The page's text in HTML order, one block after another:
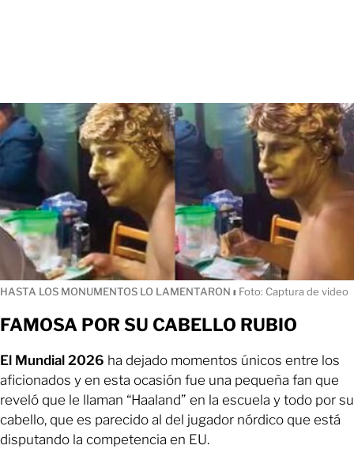
HASTA LOS MONUMENTOS LO LAMENTARON ı Foto: Captura de video
FAMOSA POR SU CABELLO RUBIO
El Mundial 2026 ha dejado momentos únicos entre los
aficionados y en esta ocasión fue una pequeña fan que
reveló que le llaman “Haaland” en la escuela y todo por su
cabello, que es parecido al del jugador nórdico que está
disputando la competencia en EU.